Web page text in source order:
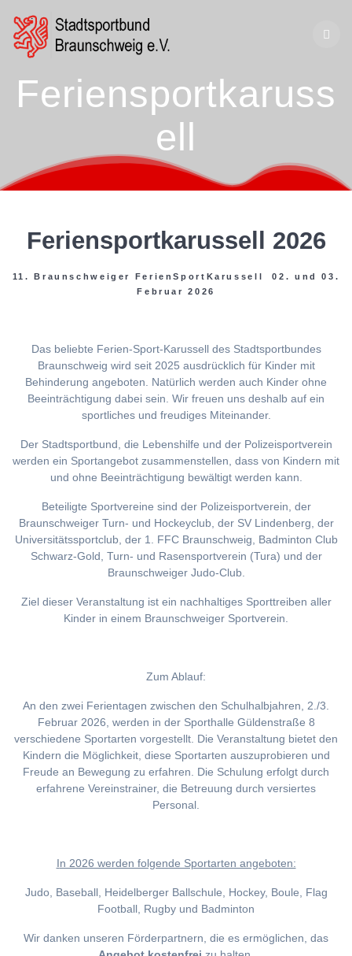
Feriensportkaruss
ell
Feriensportkarussell 2026
11. Braunschweiger FerienSportKarussell 02. und 03.
Februar 2026
Das beliebte Ferien-Sport-Karussell des Stadtsportbundes
Braunschweig wird seit 2025 ausdrücklich für Kinder mit
Behinderung angeboten. Natürlich werden auch Kinder ohne
Beeinträchtigung dabei sein. Wir freuen uns deshalb auf ein
sportliches und freudiges Miteinander.
Der Stadtsportbund, die Lebenshilfe und der Polizeisportverein
werden ein Sportangebot zusammenstellen, dass von Kindern mit
und ohne Beeinträchtigung bewältigt werden kann.
Beteiligte Sportvereine sind der Polizeisportverein, der
Braunschweiger Turn- und Hockeyclub, der SV Lindenberg, der
Universitätssportclub, der 1. FFC Braunschweig, Badminton Club
Schwarz-Gold, Turn- und Rasensportverein (Tura) und der
Braunschweiger Judo-Club.
Ziel dieser Veranstaltung ist ein nachhaltiges Sporttreiben aller
Kinder in einem Braunschweiger Sportverein.
Zum Ablauf:
An den zwei Ferientagen zwischen den Schulhalbjahren, 2./3.
Februar 2026, werden in der Sporthalle Güldenstraße 8
verschiedene Sportarten vorgestellt. Die Veranstaltung bietet den
Kindern die Möglichkeit, diese Sportarten auszuprobieren und
Freude an Bewegung zu erfahren. Die Schulung erfolgt durch
erfahrene Vereinstrainer, die Betreuung durch versiertes
Personal.
In 2026 werden folgende Sportarten angeboten:
Judo, Baseball, Heidelberger Ballschule, Hockey, Boule, Flag
Football, Rugby und Badminton
Wir danken unseren Förderpartnern, die es ermöglichen, das